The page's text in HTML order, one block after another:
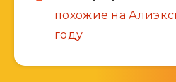
похожие на
году